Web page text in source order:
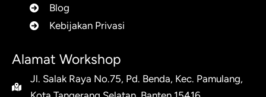
Blog
Kebijakan Privasi
Alamat Workshop
Jl. Salak Raya No.75, Pd. Benda, Kec. Pamulang,